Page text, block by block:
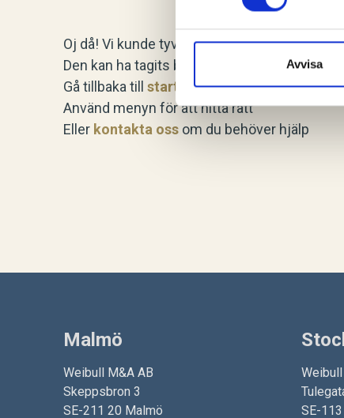
Avvisa
Oj då! Vi kunde tyvärr inte hitta sidan du
Den kan ha tagits bort, flyttats, eller så
Gå tillbaka till startsidan
Använd menyn för att hitta rätt
Eller kontakta oss om du behöver hjälp
Malmö
Weibull M&A AB
Skeppsbron 3
SE-211 20 Malmö
SE-